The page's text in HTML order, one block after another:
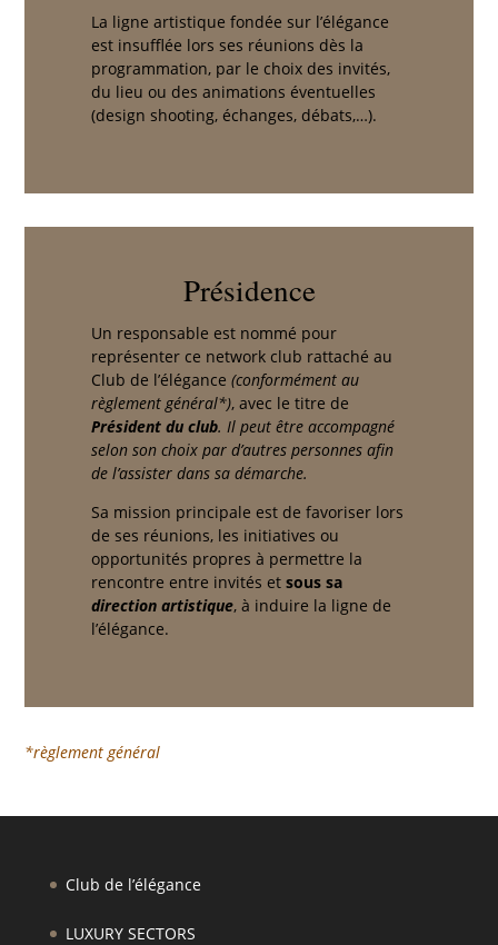
La ligne artistique fondée sur l’élégance
est insufflée lors ses réunions dès la
programmation, par le choix des invités,
du lieu ou des animations éventuelles
(design shooting, échanges, débats,…).
Présidence
Un responsable est nommé pour
représenter ce network club rattaché au
Club de l’élégance(conformément au
règlement général*), avec le titre de
Président du club. Il peut être accompagné
selon son choix par d’autres personnes afin
de l’assister dans sa démarche.
Sa mission principale est de favoriser lors
de ses réunions, les initiatives ou
opportunités propres à permettre la
rencontre entre invités etsous sa
direction artistique, à induire la ligne de
l’élégance.
*règlement général
Club de l’élégance
LUXURY SECTORS